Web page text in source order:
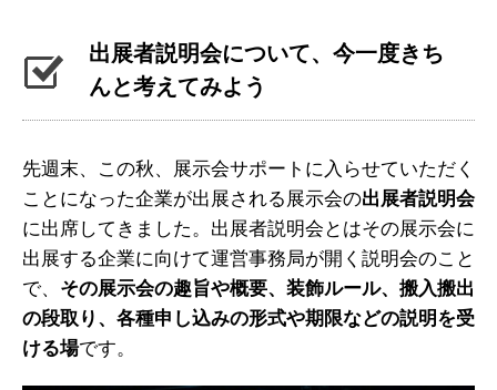
出展者説明会について、今一度きち
んと考えてみよう
先週末、この秋、展示会サポートに入らせていただく
ことになった企業が出展される展示会の出展者説明会
に出席してきました。出展者説明会とはその展示会に
出展する企業に向けて運営事務局が開く説明会のこと
で、 その展示会の趣旨や概要、装飾ルール、搬入搬出
の段取り、各種申し込みの形式や期限などの説明を受
ける場です。